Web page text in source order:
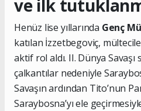
ve ilk
Henüz lise yıllarında Genç
katılan İzzetbegoviç,
aktif rol aldı. II. Dünya Savaşı
çalkantılar nedeniyle
Savaşın ardından Tito’nun
Saraybosna’yı ele